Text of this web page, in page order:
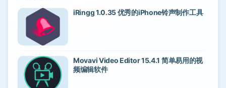
iRingg 1.0.35 优秀的iPhone铃声制作工具
Movavi Video Editor 15.4.1 简单易用的视
频编辑软件